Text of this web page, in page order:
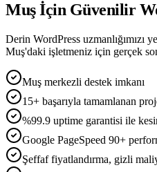
Muş İçin Güvenilir
Derin WordPress uzmanlığımızı
Muş'daki işletmeniz için gerçek
Muş merkezli destek imkanı
15+ başarıyla tamamlanan
%99.9 uptime garantisi ile
Google PageSpeed 90+
Şeffaf fiyatlandırma, gizli